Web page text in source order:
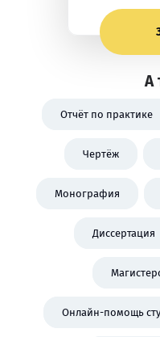
А
Отчёт по практике
Чертёж
Монография
Диссертация
Онлайн-помощь